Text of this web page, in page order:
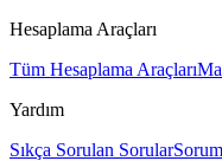
Hesaplama Araçları
Tüm Hesaplama Araçları
Yardım
Sıkça Sorulan Sorular